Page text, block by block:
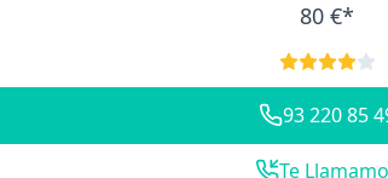
80 €*
93 220 85
Te